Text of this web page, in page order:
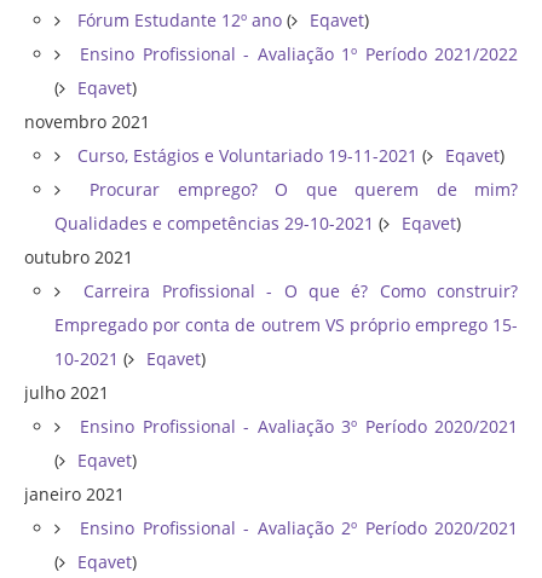
Fórum Estudante 12º ano ( Eqavet)
Ensino Profissional - Avaliação 1º Período 2021/2022
(
Eqavet)
novembro 2021
Curso, Estágios e Voluntariado 19-11-2021 ( Eqavet)
Procurar emprego? O que querem de mim?
Qualidades e competências 29-10-2021 ( Eqavet)
outubro 2021
Carreira Profissional - O que é? Como construir?
Empregado por conta de outrem VS próprio emprego 15-
10-2021 ( Eqavet)
julho 2021
Ensino Profissional - Avaliação 3º Período 2020/2021
(
Eqavet)
janeiro 2021
Ensino Profissional - Avaliação 2º Período 2020/2021
(
Eqavet)